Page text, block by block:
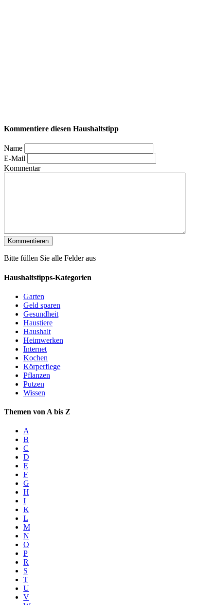
Kommentiere diesen Haushaltstipp
Name
E-Mail
Kommentar
Bitte füllen Sie alle Felder aus
Haushaltstipps-Kategorien
Garten
Geld sparen
Gesundheit
Haustiere
Haushalt
Heimwerken
Internet
Kochen
Körperflege
Pflanzen
Putzen
Wissen
Themen von A bis Z
A
B
C
D
E
F
G
H
I
K
L
M
N
O
P
R
S
T
U
V